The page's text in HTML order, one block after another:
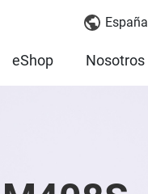
eShop Nosotros